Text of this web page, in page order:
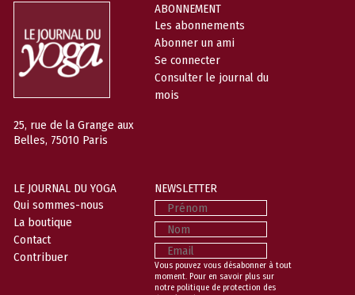
25, rue de la Grange aux
Belles, 75010 Paris
ABONNEMENT
Les abonnements
Abonner un ami
Se connecter
Consulter le journal du
mois
LE JOURNAL DU YOGA
Qui sommes-nous
La boutique
Contact
Contribuer
NEWSLETTER
Prénom
Nom
Email
Vous pouvez vous désabonner à tout
moment. Pour en savoir plus sur
notre politique de protection des